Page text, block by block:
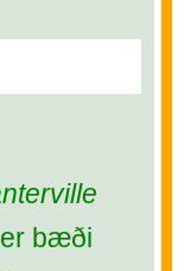
bæði